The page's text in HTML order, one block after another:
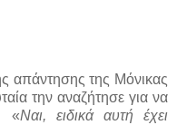
απάντησης της Μόνικας
την αναζήτησε για να
«Ναι, ειδικά αυτή έχει